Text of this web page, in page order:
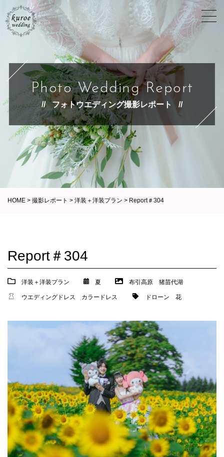
Photo Wedding Report
フォトウエディング撮影レポート
HOME > 撮影レポート > 洋装＋洋装プラン > Report＃304
Report＃304
洋装＋洋装プラン 夏 布引高原 猪苗代湖
ウエディングドレス カラードレス ドローン 花